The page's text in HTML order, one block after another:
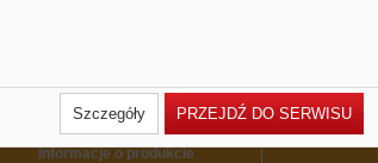
Użytkownicy Ofisowo jeszcze nie
Zobacz
Informacje o produkcie
Szczegóły PRZEJDŹ DO SERWISU